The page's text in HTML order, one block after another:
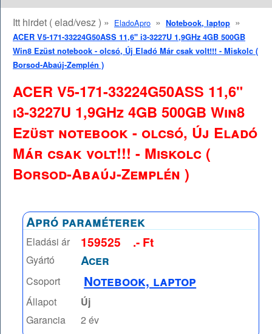
Itt hirdet ( elad/vesz ) » EladoApro » Notebook, laptop »
ACER V5-171-33224G50ASS 11,6" i3-3227U 1,9GHz 4GB 500GB
Win8 Ezüst notebook - olcsó, Új Eladó Már csak volt!!! - Miskolc (
Borsod-Abaúj-Zemplén )
ACER V5-171-33224G50ASS 11,6"
i3-3227U 1,9GHz 4GB 500GB Win8
Ezüst notebook - olcsó, Új Eladó
Már csak volt!!! - Miskolc (
Borsod-Abaúj-Zemplén )
Apró paraméterek
Eladási ár 159525 .- Ft
Gyártó Acer
Csoport Notebook, laptop
Állapot
Új
Garancia
2 év